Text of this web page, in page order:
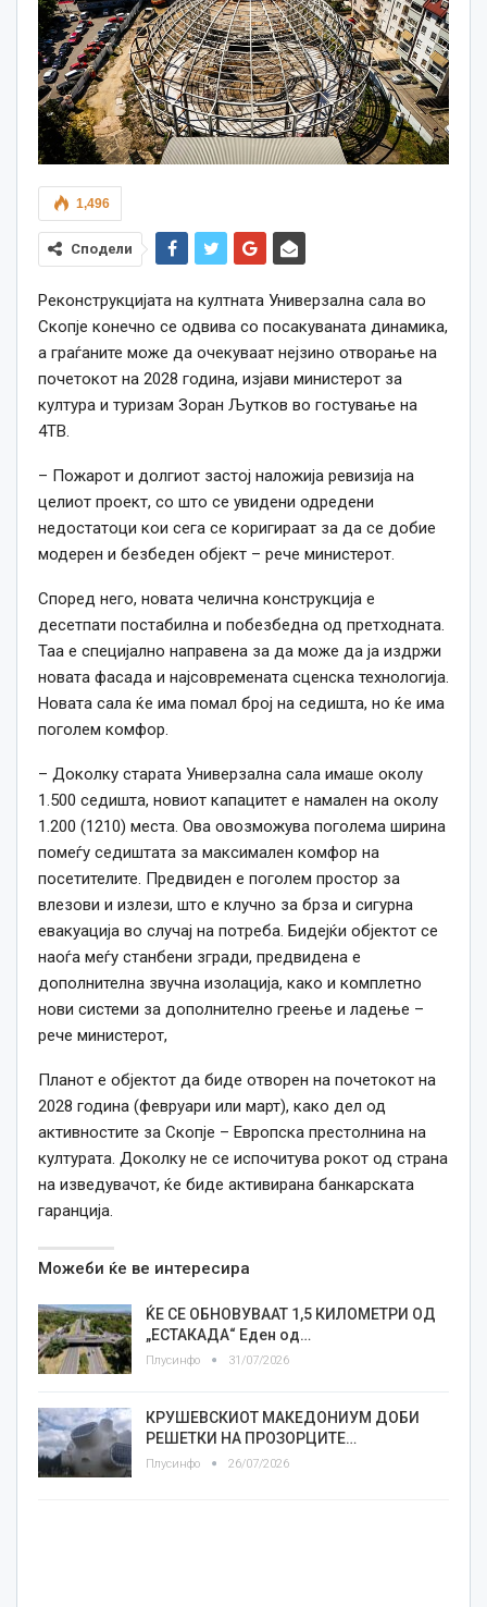
1,496
Сподели
Реконструкцијата на култната Универзална сала во
Скопје конечно се одвива со посакуваната динамика,
а граѓаните може да очекуваат нејзино отворање на
почетокот на 2028 година, изјави министерот за
култура и туризам Зоран Љутков во гостување на
4ТВ.
– Пожарот и долгиот застој наложија ревизија на
целиот проект, со што се увидени одредени
недостатоци кои сега се коригираат за да се добие
модерен и безбеден објект – рече министерот.
Според него, новата челична конструкција е
десетпати постабилна и побезбедна од претходната.
Таа е специјално направена за да може да ја издржи
новата фасада и најсовремената сценска технологија.
Новата сала ќе има помал број на седишта, но ќе има
поголем комфор.
– Доколку старата Универзална сала имаше околу
1.500 седишта, новиот капацитет е намален на околу
1.200 (1210) места. Ова овозможува поголема ширина
помеѓу седиштата за максимален комфор на
посетителите. Предвиден е поголем простор за
влезови и излези, што е клучно за брза и сигурна
евакуација во случај на потреба. Бидејќи објектот се
наоѓа меѓу станбени згради, предвидена е
дополнителна звучна изолација, како и комплетно
нови системи за дополнително греење и ладење –
рече министерот,
Планот е објектот да биде отворен на почетокот на
2028 година (февруари или март), како дел од
активностите за Скопје – Европска престолнина на
културата. Доколку не се испочитува рокот од страна
на изведувачот, ќе биде активирана банкарската
гаранција.
Можеби ќе ве интересира
ЌЕ СЕ ОБНОВУВААТ 1,5 КИЛОМЕТРИ ОД
„ЕСТАКАДА“ Еден од…
Плусинфо 31/07/2026
КРУШЕВСКИОТ МАКЕДОНИУМ ДОБИ
РЕШЕТКИ НА ПРОЗОРЦИТЕ…
Плусинфо 26/07/2026